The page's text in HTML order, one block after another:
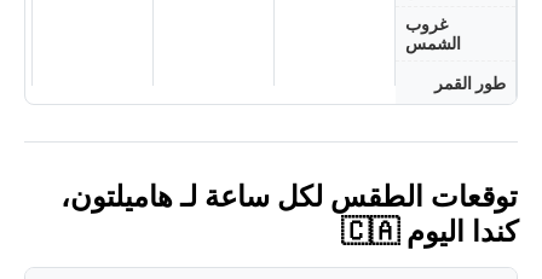
غروب
الشمس
طور القمر
توقعات الطقس لكل ساعة لـ هاميلتون،
كندا اليوم 🇨🇦